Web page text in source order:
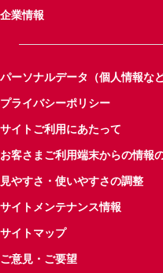
企業情報
パーソナルデータ（個人情報な
プライバシーポリシー
サイトご利用にあたって
お客さまご利用端末からの情報
見やすさ・使いやすさの調整
サイトメンテナンス情報
サイトマップ
ご意見・ご要望